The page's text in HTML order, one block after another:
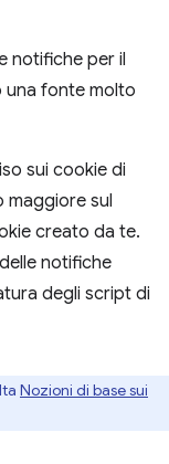
notifiche per il
una fonte molto
sui cookie di
maggiore sul
creato da te.
notifiche
degli script di
Nozioni di base sui